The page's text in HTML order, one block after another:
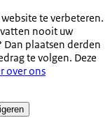
te verbeteren.
nooit uw
Dan plaatsen derden
te volgen. Deze
over ons